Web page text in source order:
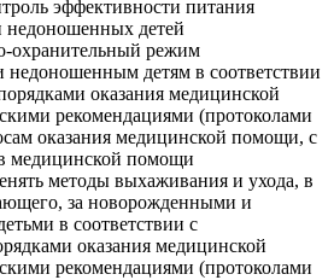
эффективности питания
детей
охранительный режим
детям в соответствии
оказания медицинской
рекомендациями (протоколами
оказания медицинской помощи, с
медицинской помощи
методы выхаживания и ухода, в
за новорожденными и
в соответствии с
оказания медицинской
рекомендациями (протоколами